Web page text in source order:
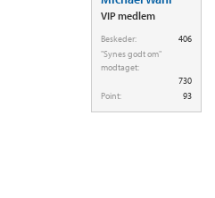
VIP medlem
Beskeder:
406
"Synes godt om"
modtaget:
730
Point:
93